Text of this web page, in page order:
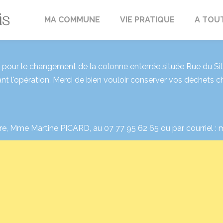
Fréville-du-Gâtinais
MA COMMUNE VIE PRATIQUE A
le changement de la colonne enterrée située Rue du
l'opération. Merci de bien vouloir conserver vos déchets
Mme Martine PICARD, au 07 77 95 62 65 ou par courriel :